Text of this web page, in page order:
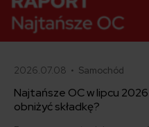
2026.07.08 • Samochód
Najtańsze OC w lipcu
obniżyć składkę?